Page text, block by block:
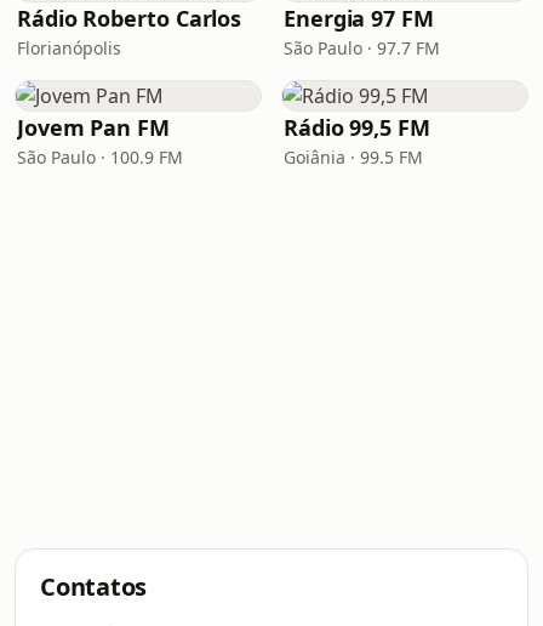
Rádio Roberto Carlos
Florianópolis
Energia 97 FM
São Paulo · 97.7 FM
Jovem Pan FM
São Paulo · 100.9 FM
Rádio 99,5 FM
Goiânia · 99.5 FM
Contatos